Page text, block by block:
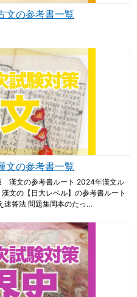
文の参考書一覧
文の参考書一覧
漢文の参考書ルート 2024年漢文ル
文の【日大レベル】の参考書ルート
速答法 問題集岡本のたっ…